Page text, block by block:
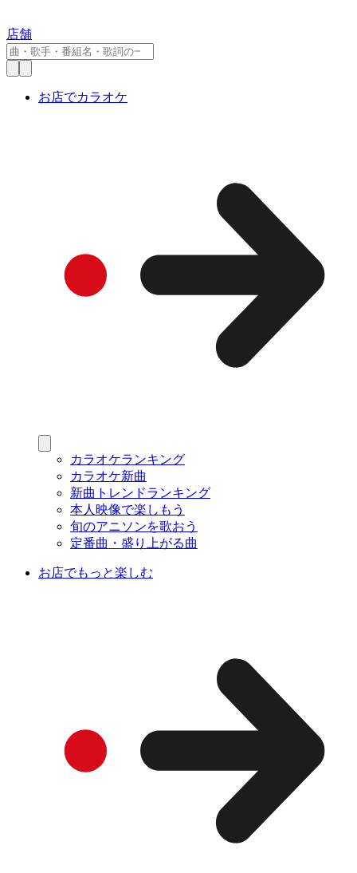
店舗
お店でカラオケ
カラオケランキング
カラオケ新曲
新曲トレンドランキング
本人映像で楽しもう
旬のアニソンを歌おう
定番曲・盛り上がる曲
お店でもっと楽しむ